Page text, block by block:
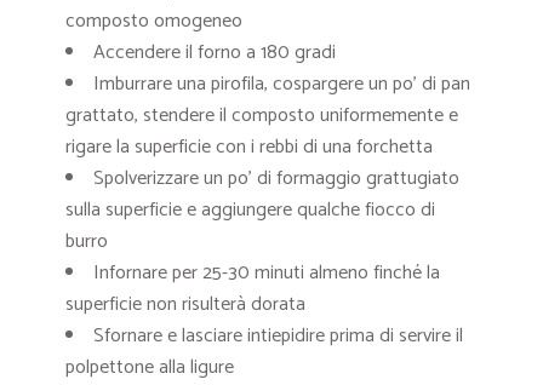
composto omogeneo
Accendere il forno a 180 gradi
Imburrare una pirofila, cospargere un po’ di pan
grattato, stendere il composto uniformemente e
rigare la superficie con i rebbi di una forchetta
Spolverizzare un po’ di formaggio grattugiato
sulla superficie e aggiungere qualche fiocco di
burro
Infornare per 25-30 minuti almeno finché la
superficie non risulterà dorata
Sfornare e lasciare intiepidire prima di servire il
polpettone alla ligure